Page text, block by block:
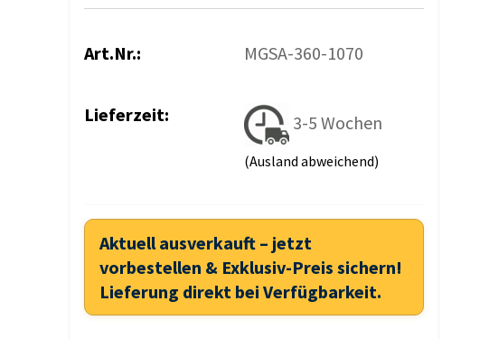
Art.Nr.: MGSA-360-1070
Lieferzeit: 3-5 Wochen
(Ausland abweichend)
Aktuell ausverkauft – jetzt
vorbestellen & Exklusiv-Preis sichern!
Lieferung direkt bei Verfügbarkeit.